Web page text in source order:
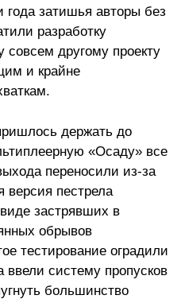
года затишья авторы без
разработку
совсем другому проекту
и крайне
держать до
«Осаду» все
переносили из-за
версия пестрела
застрявших в
обрывов
тестирование оградили
систему пропусков
большинство